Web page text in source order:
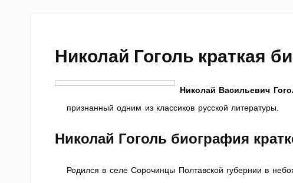
Николай Гоголь краткая
Николай Васильевич
признанный одним из классиков русской литературы.
Николай Гоголь биография
Родился в селе Сорочинцы Полтавской губернии в